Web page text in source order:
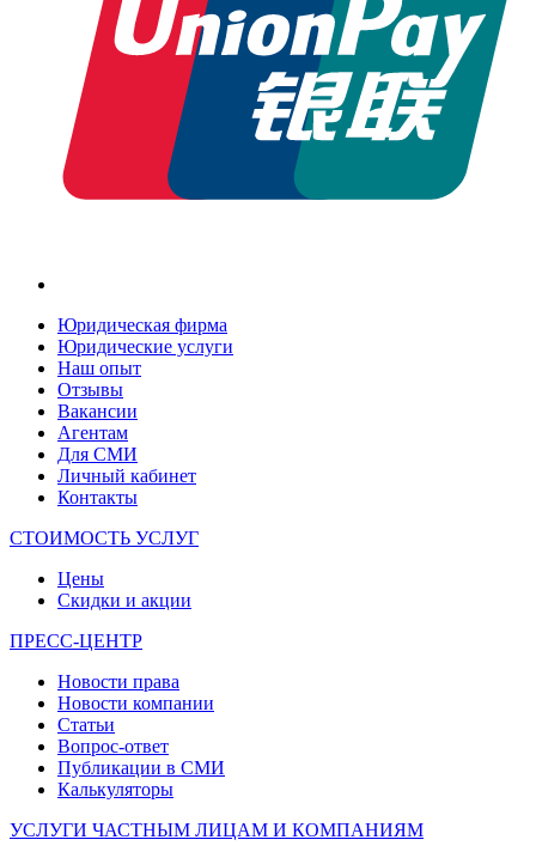
Юридическая фирма
Юридические услуги
Наш опыт
Отзывы
Вакансии
Агентам
Для СМИ
Личный кабинет
Контакты
СТОИМОСТЬ УСЛУГ
Цены
Скидки и акции
ПРЕСС-ЦЕНТР
Новости права
Новости компании
Статьи
Вопрос-ответ
Публикации в СМИ
Калькуляторы
УСЛУГИ ЧАСТНЫМ ЛИЦАМ И КОМПАНИЯМ